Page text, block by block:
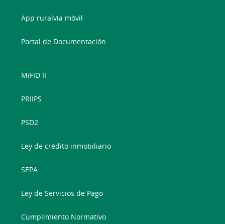
App ruralvía móvil
Portal de Documentación
MiFID II
PRIIPS
PSD2
Ley de crédito inmobiliario
SEPA
Ley de Servicios de Pago
Cumplimiento Normativo